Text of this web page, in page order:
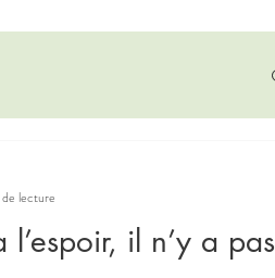
l’espoir, il n’y a pas
lecture